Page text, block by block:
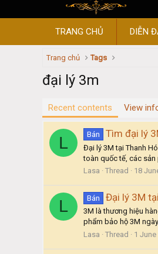
TRANG CHỦ DIỄN
Trang chủ Tags
đại lý 3m
Recent contents View
L Bán Tìm đại lý
Đại lý 3M tại Thanh
toàn quốc tế, các sản
Lasa
Thread 18
L Bán Đại lý 3M
3M là thương hiệu
phẩm bảo hộ 3M
Lasa
Thread 1 June